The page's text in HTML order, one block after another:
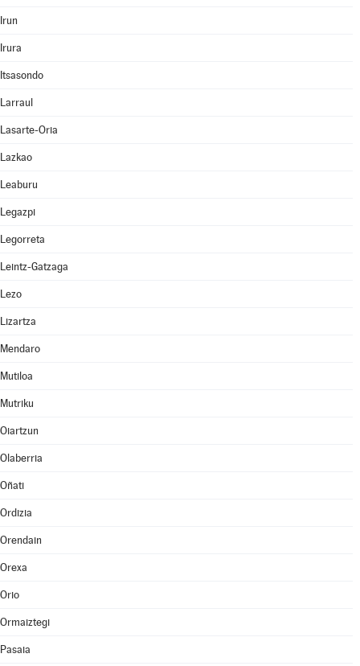
Irun
Irura
Itsasondo
Larraul
Lasarte-Oria
Lazkao
Leaburu
Legazpi
Legorreta
Leintz-Gatzaga
Lezo
Lizartza
Mendaro
Mutiloa
Mutriku
Oiartzun
Olaberria
Oñati
Ordizia
Orendain
Orexa
Orio
Ormaiztegi
Pasaia